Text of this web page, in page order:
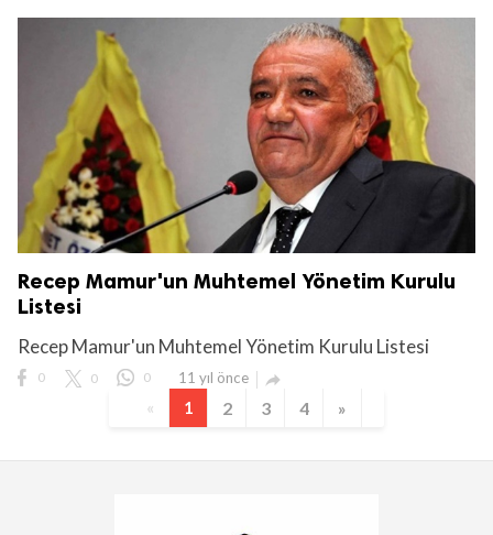
Recep Mamur'un Muhtemel Yönetim Kurulu
Listesi
Recep Mamur'un Muhtemel Yönetim Kurulu Listesi
0 0 0 11 yıl önce

«
1 2 3 4 »